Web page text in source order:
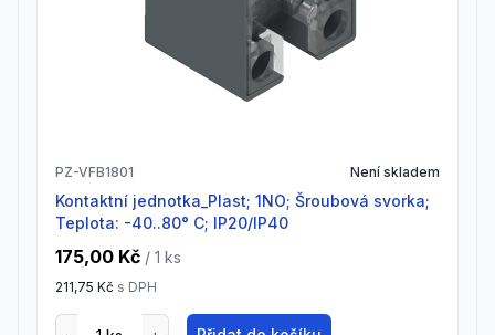
PZ-VFB1801 Není skladem
Kontaktní jednotka_Plast; 1NO; Šroubová svorka;
Teplota: -40..80° C; IP20/IP40
175,00 Kč / 1 ks
211,75 Kč s DPH